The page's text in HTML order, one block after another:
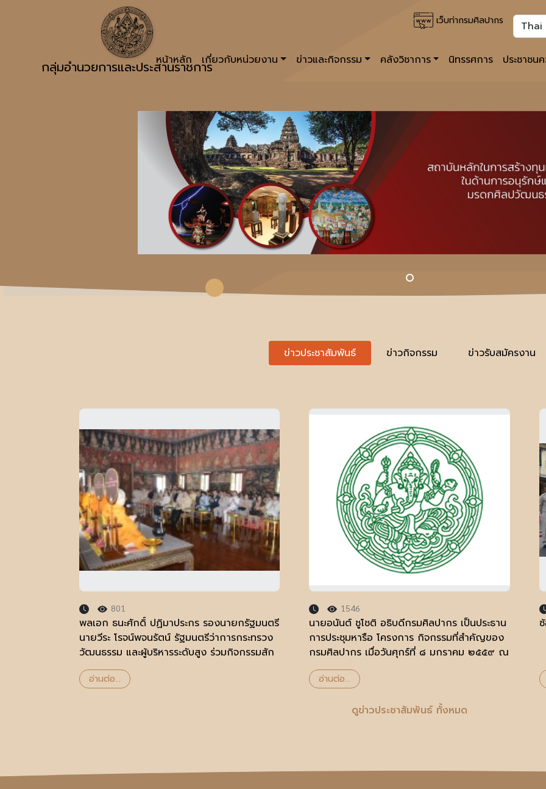
เว็บท่ากรมศิลปากร
กลุ่มอำนวยการและประสานราชการ
หน้าหลัก เกี่ยวกับหน่วยงาน ข่าวและกิจกรรม คลังวิชาการ นิทรรศการ ประชาชน
ข่าวประชาสัมพันธ์ ข่าวกิจกรรม ข่าวรับสมัครงาน
801
พลเอก ธนะศักดิ์ ปฏิมาประกร รองนายกรัฐมนตรี
นายวีระ โรจน์พจนรัตน์ รัฐมนตรีว่าการกระทรวง
วัฒนธรรม และผู้บริหารระดับสูง ร่วมกิจกรรมสัก
การะ ๙ พระพุทธรูป โดยจัดพิธีทำบุญเลี้ยงพระ
เพื่อความเป็นสิริมงคล ณ พระที่นั่งพุทไธสวรรย์
อ่านต่อ...
1546
นายอนันต์ ชูโชติ อธิบดีกรมศิลปากร เป็นประธาน
การประชุมหารือ โครงการ กิจกรรมที่สำคัญของ
กรมศิลปากร เมื่อวันศุกร์ที่ ๘ มกราคม ๒๕๕๙ ณ
ห้องประชุมดำรงราชานุภาพ พิพิธภัณฑสถานแห่ง
ชาติ พระนคร
อ่านต่อ...
ดูข่าวประชาสัมพันธ์ ทั้งหมด